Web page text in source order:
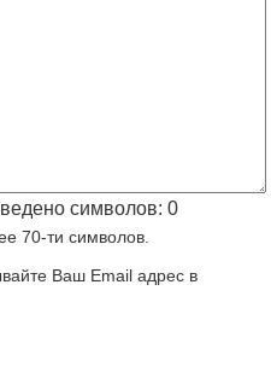
символов: 0
70-ти символов.
Ваш Email адрес в